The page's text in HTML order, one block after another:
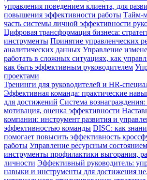
управления поведением клиента, для
повышения эффективности работы Тайм-
часть системы личной эффективности
Цифровая трансформация бизнеса:
инструменты Принятие управленческих
аналитических данных Управление
работать в сложных ситуациях, как
как быть эффективным руководителем
проектами
Тренинги для руководителей и HR-
Эффективная команда: практические
для достижений Система вознаграждения:
мотивация, оценка эффективности
компании: инструмент развития и
эффективностью команды DISC: как
помогает повысить эффективность
работы Управление ресурсным
инструменты профилактики выгорания,
личности Эффективный руководитель:
навыки и инструменты для достижения